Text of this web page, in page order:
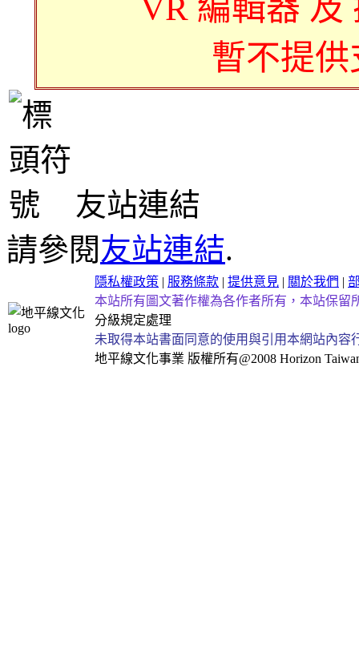
VR 編輯器 及
暫不提
友站連結
請參閱友站連結.
隱私權政策 | 服務條款 | 提供意見 | 關於我們 |
本站所有圖文著作權為各作者所有，本站保留
分級規定處理
未取得本站書面同意的使用與引用本網站內
地平線文化事業 版權所有@2008 Horizon